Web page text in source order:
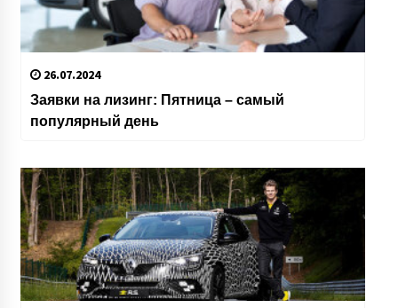
26.07.2024
Заявки на лизинг: Пятница – самый
популярный день